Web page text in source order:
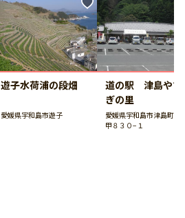
遊子水荷浦の段畑
愛媛県宇和島市遊子
道の駅 津島やす
ぎの里
愛媛県宇和島市津島町高
甲８３０−１